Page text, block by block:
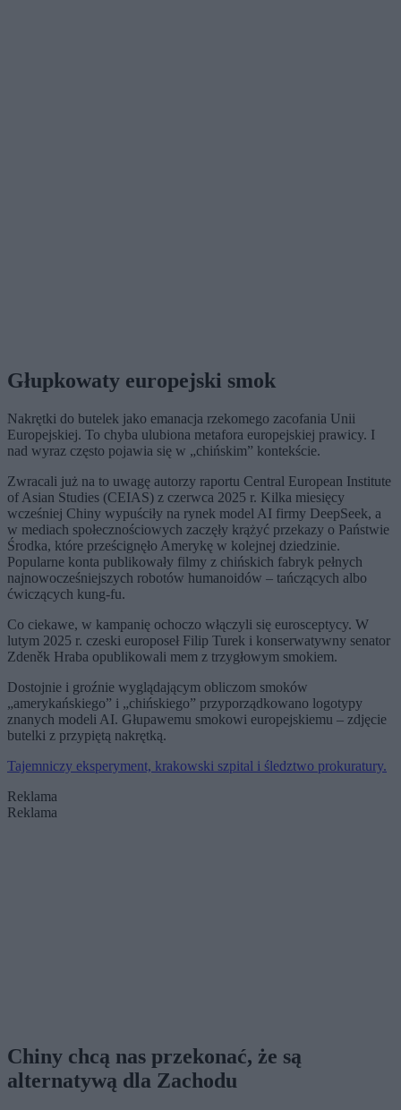
Głupkowaty europejski smok
Nakrętki do butelek jako emanacja rzekomego zacofania Unii
Europejskiej. To chyba ulubiona metafora europejskiej prawicy. I
nad wyraz często pojawia się w „chińskim” kontekście.
Zwracali już na to uwagę autorzy raportu Central European Institute
of Asian Studies (CEIAS) z czerwca 2025 r. Kilka miesięcy
wcześniej Chiny wypuściły na rynek model AI firmy DeepSeek, a
w mediach społecznościowych zaczęły krążyć przekazy o Państwie
Środka, które prześcignęło Amerykę w kolejnej dziedzinie.
Popularne konta publikowały filmy z chińskich fabryk pełnych
najnowocześniejszych robotów humanoidów – tańczących albo
ćwiczących kung-fu.
Co ciekawe, w kampanię ochoczo włączyli się eurosceptycy. W
lutym 2025 r. czeski europoseł Filip Turek i konserwatywny senator
Zdeněk Hraba opublikowali mem z trzygłowym smokiem.
Dostojnie i groźnie wyglądającym obliczom smoków
„amerykańskiego” i „chińskiego” przyporządkowano logotypy
znanych modeli AI. Głupawemu smokowi europejskiemu – zdjęcie
butelki z przypiętą nakrętką.
Tajemniczy eksperyment, krakowski szpital i śledztwo prokuratury.
Reklama
Reklama
Chiny chcą nas przekonać, że są
alternatywą dla Zachodu